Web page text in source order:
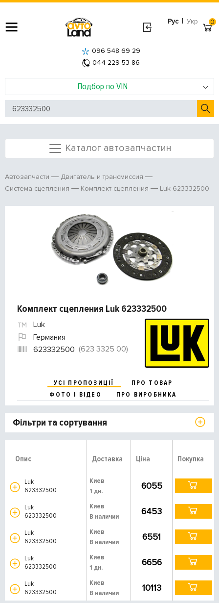
Рус | Укр
Подбор по VIN
096 548 69 29
044 229 53 86
0
Каталог автозапчастин
Автозапчасти
Двигатель и трансмиссия
Система сцепления
Комплект сцепления Luk 623332500
Комплект сцепления Luk 623332500
Luk
Германия
623332500 (623 3325 00)
УСІ ПРОПОЗИЦІЇ
ПРО ТОВАР
ФОТО І ВІДЕО
ПРО ВИРОБНИКА
Фільтри та сортування
Опис Доставка Ціна Покупка
Luk
623332500
Киев
1 дн.
6055
Luk
623332500
Киев
В наличии
6453
Luk
623332500
Киев
В наличии
6551
Luk
623332500
Киев
1 дн.
6656
Luk
623332500
Киев
В наличии
10113